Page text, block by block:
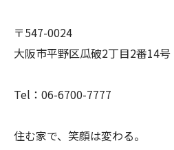
〒547-0024
大阪市平野区瓜破2丁目2番14号
Tel：06-6700-7777
住む家で、笑顔は変わる。